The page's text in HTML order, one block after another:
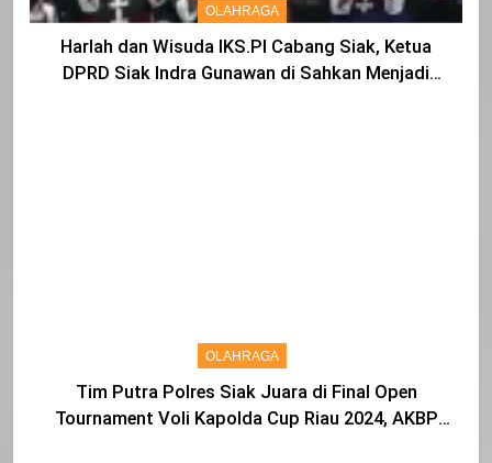
OLAHRAGA
Harlah dan Wisuda IKS.PI Cabang Siak, Ketua
DPRD Siak Indra Gunawan di Sahkan Menjadi
OLAHRAGA
Tim Putra Polres Siak Juara di Final Open
Tournament Voli Kapolda Cup Riau 2024, AKBP